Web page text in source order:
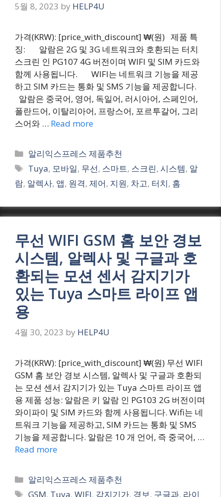
5월 8, 2023 by HELP4U
가격(KRW): [price_with_discount] ₩(원) 제품 특
징: 알람은 2G 및 3G 네트워크와 호환되는 터치
스크린 인 PG107 4G 버전이며 WIFI 및 SIM 카드와
함께 사용됩니다. WIFI는 네트워크 기능을 제공
하고 SIM 카드는 통화 및 SMS 기능을 제공합니다.
알람은 중국어, 영어, 독일어, 러시아어, 스페인어,
폴란드어, 이탈리아어, 프랑스어, 포르투갈어, 그리
스어와 … Read more
Categories
알리익스프레스 제품추천
Tags
Tuya, 모바일, 무선, 스마트, 스크린,시스템, 알
람, 알렉사, 앱, 원격, 제어, 지원, 차고, 터치, 홈
무선 WIFI GSM 홈 보안 경보
시스템, 알렉사 및 구글과 호
환되는 모션 센서 감지기가
있는 Tuya 스마트 라이프 앱
용
4월 30, 2023 by HELP4U
가격(KRW): [price_with_discount] ₩(원) 무선 WIFI
GSM 홈 보안 경보 시스템, 알렉사 및 구글과 호환되
는 모션 센서 감지기가 있는 Tuya 스마트 라이프 앱
용 제품 성능: 알람은 키 알람 인 PG103 2G 버전이며
와이파이 및 SIM 카드와 함께 사용됩니다. Wifi는 네
트워크 기능을 제공하고, SIM 카드는 통화 및 SMS
기능을 제공합니다. 알람은 10 개 언어, 즉 중국어, …
Read more
Categories
알리익스프레스 제품추천
Tags
GSM, Tuya,WIFI, 감지기가, 경보, 구글과, 라이